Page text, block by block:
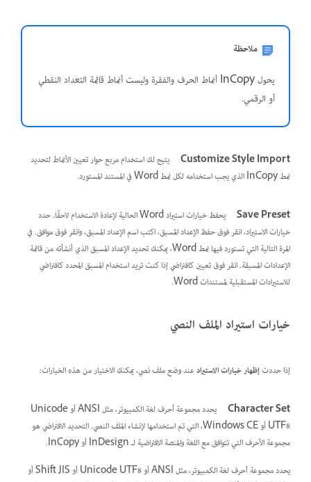
ملاحظة
يحول InCopy أنماط الحرف والفقرة وليست أنماط قائمة التعداد النقطي
أو الرقمي.
Customize Style Import
يتيح لك استخدام مربع حوار تعيين الأنماط لتحديد
نمط InCopy الذي يجب استخدامه لكل نمط Word في المستند المستورد.
Save Preset
يحفظ خيارات استيراد Word الحالية لإعادة الاستخدام لاحقًا. حدد
خيارات الاستيراد، انقر فوق حفظ الإعداد المسبق، اكتب اسم الإعداد المسبق، وانقر فوق موافق. في
المرة التالية التي تستورد فيها نمط Word، يمكنك تحديد الإعداد المسبق الذي أنشأته من قائمة
الإعدادات المسبقة. انقر فوق تعيين كافتراضي إذا كنت تريد استخدام المسبق المحدد كافتراضي
للاستيرادات المستقبلية لمستندات Word.
خيارات استيراد الملف النصي
إذا حددتإظهار خيارات الاستيرادعند وضع ملف نصي، يمكنك الاختيار من هذه الخيارات:
Character Set
يحدد مجموعة أحرف لغة الكمبيوتر، مثل ANSI أو Unicode
UTF8 أو Windows CE، التي تم استخدامها لإنشاء الملف النصي. التحديد الافتراضي هو
مجموعة الأحرف التي تتوافق مع اللغة والمنصة الافتراضية لـ InDesign أو InCopy.
يحدد مجموعة أحرف لغة الكمبيوتر، مثل ANSI أو Unicode UTF8 أو Shift JIS أو